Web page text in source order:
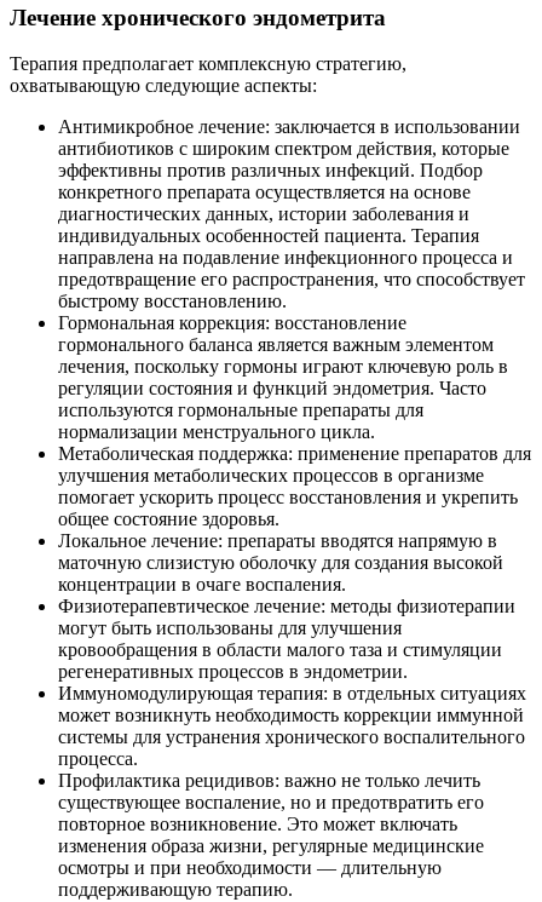
Лечение хронического эндометрита
Терапия предполагает комплексную стратегию,
охватывающую следующие аспекты:
Антимикробное лечение: заключается в использовании
антибиотиков с широким спектром действия, которые
эффективны против различных инфекций. Подбор
конкретного препарата осуществляется на основе
диагностических данных, истории заболевания и
индивидуальных особенностей пациента. Терапия
направлена на подавление инфекционного процесса и
предотвращение его распространения, что способствует
быстрому восстановлению.
Гормональная коррекция: восстановление
гормонального баланса является важным элементом
лечения, поскольку гормоны играют ключевую роль в
регуляции состояния и функций эндометрия. Часто
используются гормональные препараты для
нормализации менструального цикла.
Метаболическая поддержка: применение препаратов для
улучшения метаболических процессов в организме
помогает ускорить процесс восстановления и укрепить
общее состояние здоровья.
Локальное лечение: препараты вводятся напрямую в
маточную слизистую оболочку для создания высокой
концентрации в очаге воспаления.
Физиотерапевтическое лечение: методы физиотерапии
могут быть использованы для улучшения
кровообращения в области малого таза и стимуляции
регенеративных процессов в эндометрии.
Иммуномодулирующая терапия: в отдельных ситуациях
может возникнуть необходимость коррекции иммунной
системы для устранения хронического воспалительного
процесса.
Профилактика рецидивов: важно не только лечить
существующее воспаление, но и предотвратить его
повторное возникновение. Это может включать
изменения образа жизни, регулярные медицинские
осмотры и при необходимости — длительную
поддерживающую терапию.